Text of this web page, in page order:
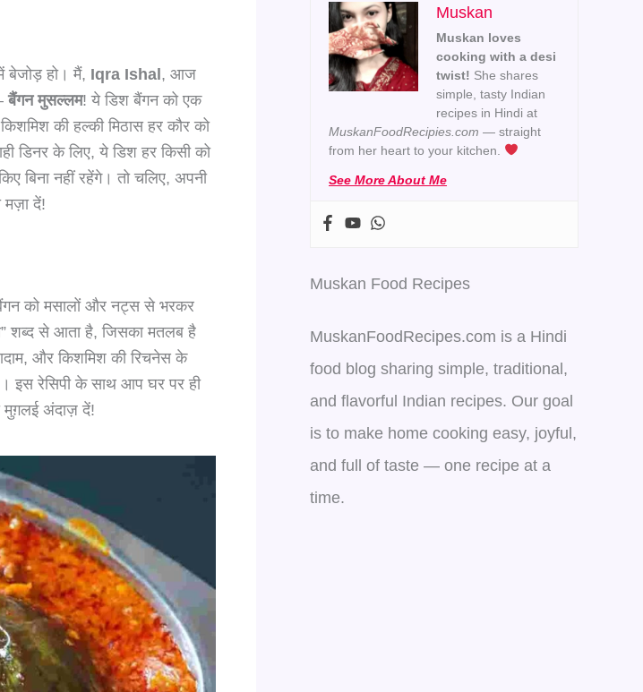
बेजोड़ हो। मैं, Iqra Ishal , आज
बैंगन मुसल्लम! ये डिश बैंगन को एक
की हल्की मिठास हर कौर को
डिनर के लिए, ये डिश हर किसी को
बिना नहीं रहेंगे। तो चलिए, अपनी
मज़ा दें!
को मसालों और नट्स से भरकर
शब्द से आता है, जिसका मतलब है
और किशमिश की रिचनेस के
इस रेसिपी के साथ आप घर पर ही
मुग़लई अंदाज़ दें!
Muskan
Muskan loves
cooking with a desi
twist! She shares
simple, tasty Indian
recipes in Hindi at
MuskanFoodRecipies.com — straight
from her heart to your kitchen.
See More About Me
Muskan Food Recipes
MuskanFoodRecipes.com is a Hindi
food blog sharing simple, traditional,
and flavorful Indian recipes. Our goal
is to make home cooking easy, joyful,
and full of taste — one recipe at a
time.